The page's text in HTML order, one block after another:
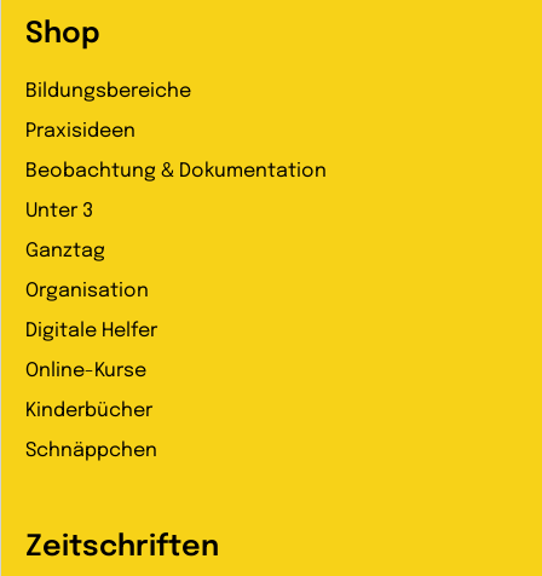
Shop
Bildungsbereiche
Praxisideen
Beobachtung & Dokumentation
Unter 3
Ganztag
Organisation
Digitale Helfer
Online-Kurse
Kinderbücher
Schnäppchen
Zeitschriften